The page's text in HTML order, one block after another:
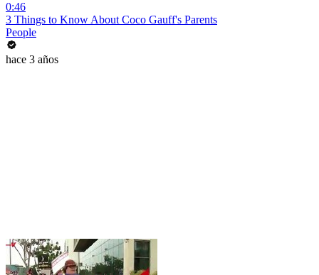
0:46
3 Things to Know About Coco Gauff's Parents
People
hace 3 años